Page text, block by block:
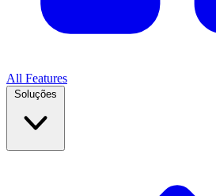
All Features